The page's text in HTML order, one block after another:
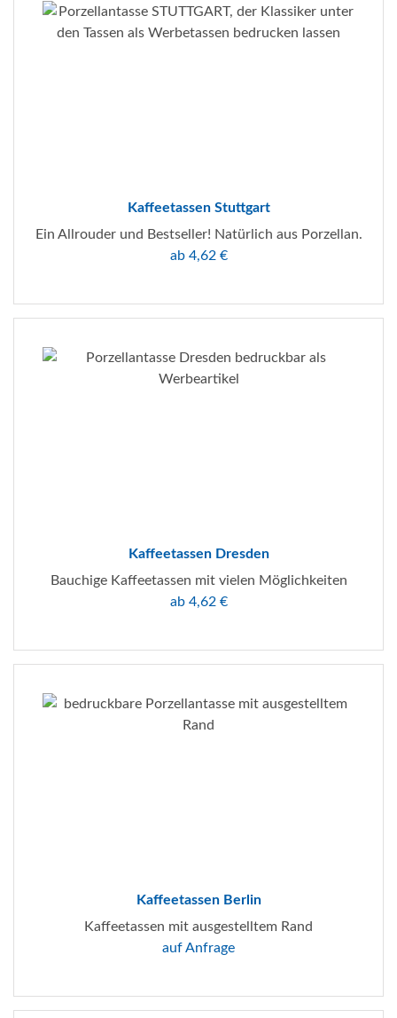
Kaffeetassen Stuttgart
Ein Allrouder und Bestseller! Natürlich aus Porzellan.
ab 4,62 €
Kaffeetassen Dresden
Bauchige Kaffeetassen mit vielen Möglichkeiten
ab 4,62 €
Kaffeetassen Berlin
Kaffeetassen mit ausgestelltem Rand
auf Anfrage